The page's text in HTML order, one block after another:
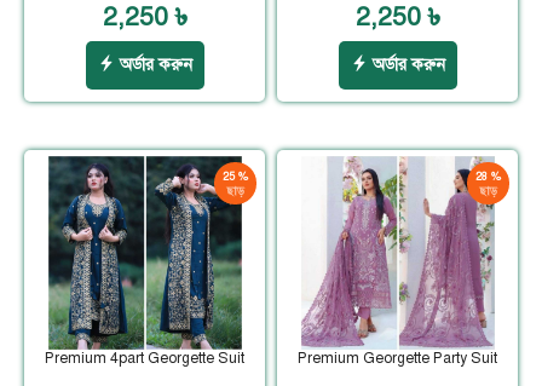
2,250 ৳
অর্ডার করুন
2,250 ৳
অর্ডার করুন
25 %
ছাড়
Premium 4part Georgette Suit
28 %
ছাড়
Premium Georgette Party Suit